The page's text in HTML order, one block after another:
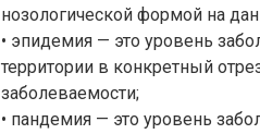
нозологической формой на
• эпидемия — это уровень
территории в конкретный
заболеваемости;
• пандемия — это уровень